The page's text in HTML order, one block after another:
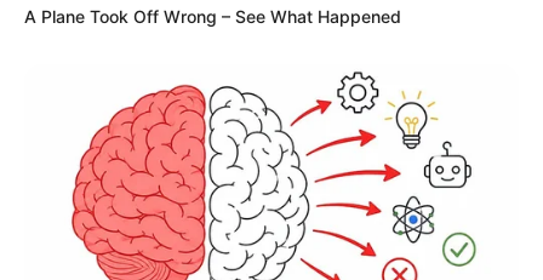
Digər xəbərlər
A Plane Took Off Wrong – See What Happened